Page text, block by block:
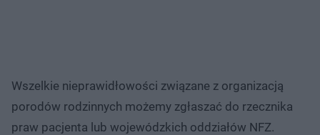
Wszelkie nieprawidłowości związane z organizacją
porodów rodzinnych możemy zgłaszać do rzecznika
praw pacjenta lub wojewódzkich oddziałów NFZ.